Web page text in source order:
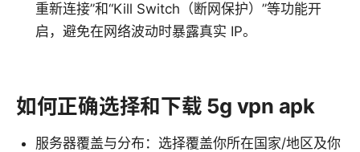
重新连接”和“Kill Switch（断网保护）”等功能开
启，避免在网络波动时暴露真实 IP。
如何正确选择和下载 5g vpn apk
服务器覆盖与分布：选择覆盖你所在国家/地区及你